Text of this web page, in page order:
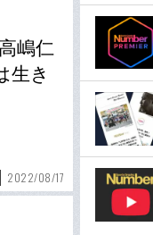
嶋仁
生き
2022/08/17